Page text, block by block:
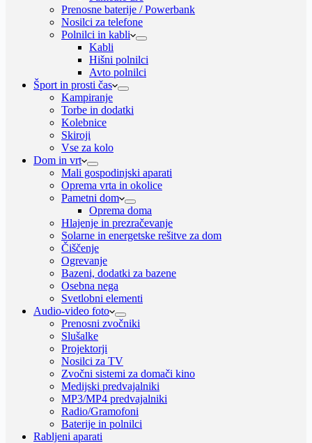
Prenosne baterije / Powerbank
Nosilci za telefone
Polnilci in kabli
Kabli
Hišni polnilci
Avto polnilci
Šport in prosti čas
Kampiranje
Torbe in dodatki
Kolebnice
Skiroji
Vse za kolo
Dom in vrt
Mali gospodinjski aparati
Oprema vrta in okolice
Pametni dom
Oprema doma
Hlajenje in prezračevanje
Solarne in energetske rešitve za dom
Čiščenje
Ogrevanje
Bazeni, dodatki za bazene
Osebna nega
Svetlobni elementi
Audio-video foto
Prenosni zvočniki
Slušalke
Projektorji
Nosilci za TV
Zvočni sistemi za domači kino
Medijski predvajalniki
MP3/MP4 predvajalniki
Radio/Gramofoni
Baterije in polnilci
Rabljeni aparati